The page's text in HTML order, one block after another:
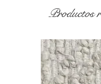
Productos